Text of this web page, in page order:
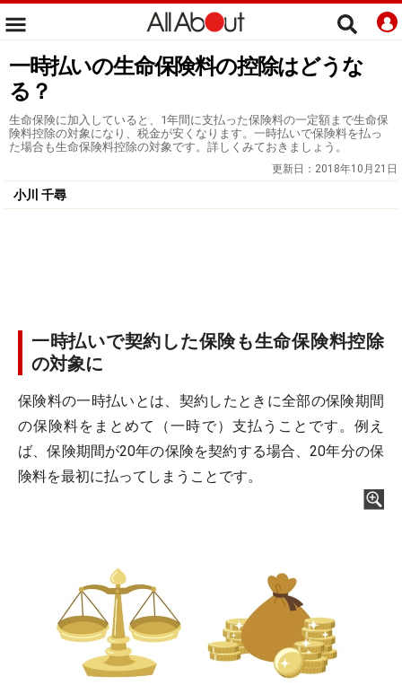
一時払いの生命保険料の控除はどうな
る？
生命保険に加入していると、1年間に支払った保険料の一定額まで生命保
険料控除の対象になり、税金が安くなります。一時払いで保険料を払っ
た場合も生命保険料控除の対象です。詳しくみておきましょう。
更新日： 2018年10月21日
小川 千尋
一時払いで契約した保険も生命保険料控除
の対象に
保険料の一時払いとは、契約したときに全部の保険期間
の保険料をまとめて（一時で）支払うことです。例え
ば、保険期間が20年の保険を契約する場合、20年分の保
険料を最初に払ってしまうことです。